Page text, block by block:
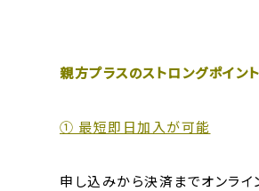
親方プラスのストロングポイント
① 最短即日加入が可能
申し込みから決済までオンラ